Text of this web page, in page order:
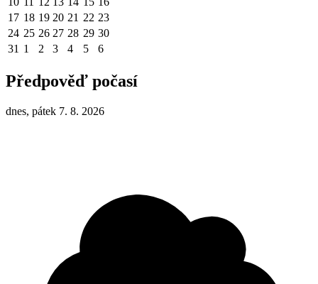
17 18 19 20 21 22 23
24 25 26 27 28 29 30
31 1 2 3 4 5 6
Předpověď počasí
dnes, pátek 7. 8. 2026